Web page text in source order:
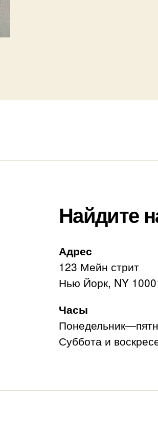
Найдите
Адрес
123 Мейн стрит
Нью Йорк, NY
Часы
Суббота и